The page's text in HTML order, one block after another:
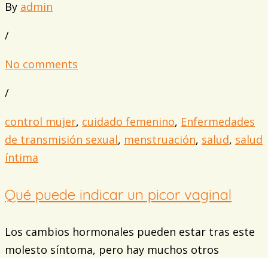
By admin
/
No comments
/
control mujer, cuidado femenino, Enfermedades
de transmisión sexual, menstruación, salud, salud
íntima
Qué puede indicar un picor vaginal
Los cambios hormonales pueden estar tras este
molesto síntoma, pero hay muchos otros